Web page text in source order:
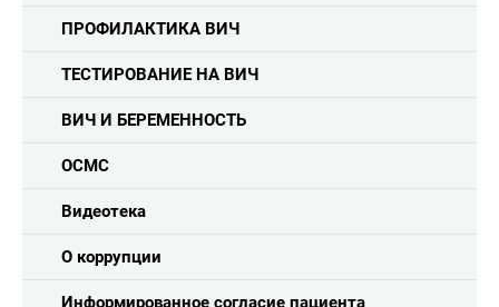
ПРОФИЛАКТИКА ВИЧ
ТЕСТИРОВАНИЕ НА ВИЧ
ВИЧ И БЕРЕМЕННОСТЬ
ОСМС
Видеотека
О коррупции
Информированное согласие пациента